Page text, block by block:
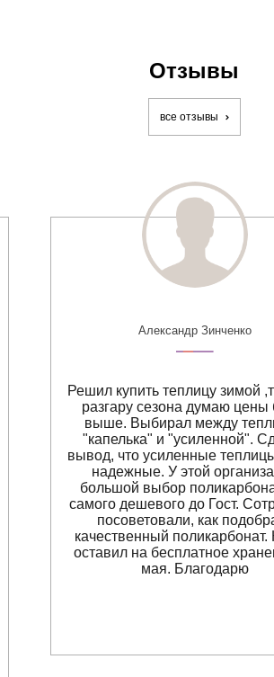
Отзывы
все отзывы
Александр Зинченко
Решил купить теплицу зимой
разгару сезона думаю цены
выше. Выбирал между
"капелька" и "усиленной".
вывод, что усиленные
надежные. У этой
большой выбор
самого дешевого до Гост.
посоветовали, как
качественный поликарбонат.
оставил на бесплатное
мая. Благодарю